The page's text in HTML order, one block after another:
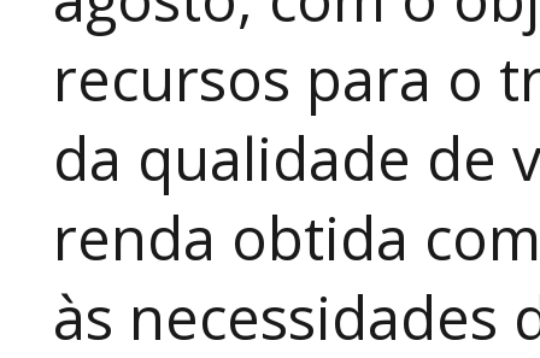
recursos para o
da qualidade de
renda obtida
às necessidades